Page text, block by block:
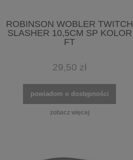
ROBINSON WOBLER TWITCH
SLASHER 10,5CM SP KOLOR
FT
29,50 zł
powiadom o dostępności
zobacz więcej